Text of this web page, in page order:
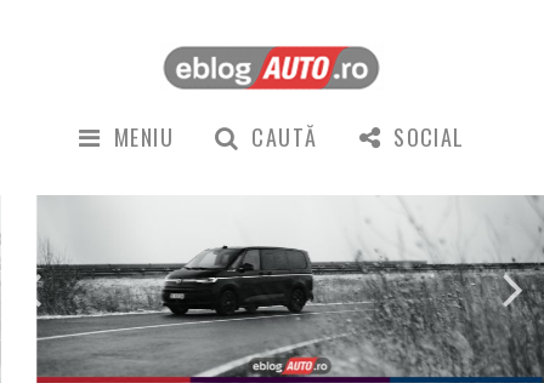
MENIU CAUTĂ SOCIAL